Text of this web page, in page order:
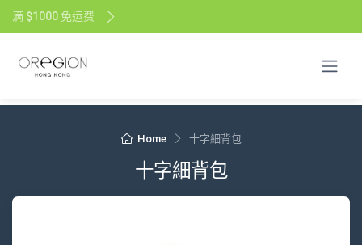
满 $1000 免运费
Home 十字細背包
十字細背包